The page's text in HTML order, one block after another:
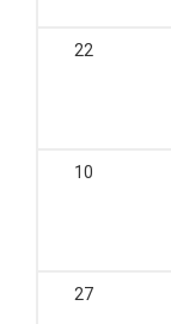
22
10
27